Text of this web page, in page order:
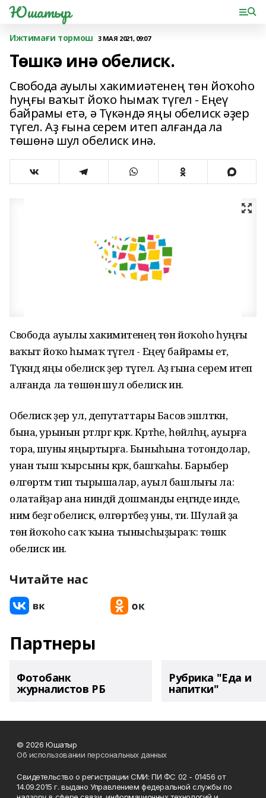
Юшатыр
Ижтимағи тормош 3 МАЯ 2021, 09:07
Төшкә инә обелиск.
Свобода ауылы хакимиәтенең төн йоҡоһо
һуңғы ваҡыт йоҡо һымаҡ түгел - Еңеү
байрамы етә, ә Түкәндә яңы обелиск әҙер
түгел. Аҙ ғына серем итеп алғанда ла
төшөнә шул обелиск инә.
Свобода ауылы хакимиәтенең төн йоҡоһо һуңғы
ваҡыт йоҡо һымаҡ түгел - Еңеү байрамы етә, ә
Түкәндә яңы обелиск әҙер түгел. Аҙ ғына серем итеп
алғанда ла төшөнә шул обелиск инә.
Обелиск әҙер ул, депутаттары Басов эшләткән,
бына, урынын рәтләргә кәрәк. Кәртәһе, һөйәлһәң, ауырға
тора, шуны яңыртырға. Быныһына тотондолар,
унан тыш ҡырсыны кәрәк, башҡаһы. Барыбер
өлгөртәм тип тырышалар, ауыл башлығы ла:
олатайҙар ана ниндәй дошманды еңгәнде инде,
нимә беҙгә обелиск, өлгөртәбеҙ уны, ти. Шулай ҙа
төн йоҡоһо саҡ ҡына тынысһыҙыраҡ: төшкә
обелиск инә.
Читайте нас
Партнеры
Фотобанк
журналистов РБ
Рубрика "Еда и
напитки"
© 2026 Юшатыр
Об использовании персональных данных
Свидетельство о регистрации СМИ: ПИ ФС 02 - 01456 от
14.09.2015 г. выдано Управлением федеральной службы по